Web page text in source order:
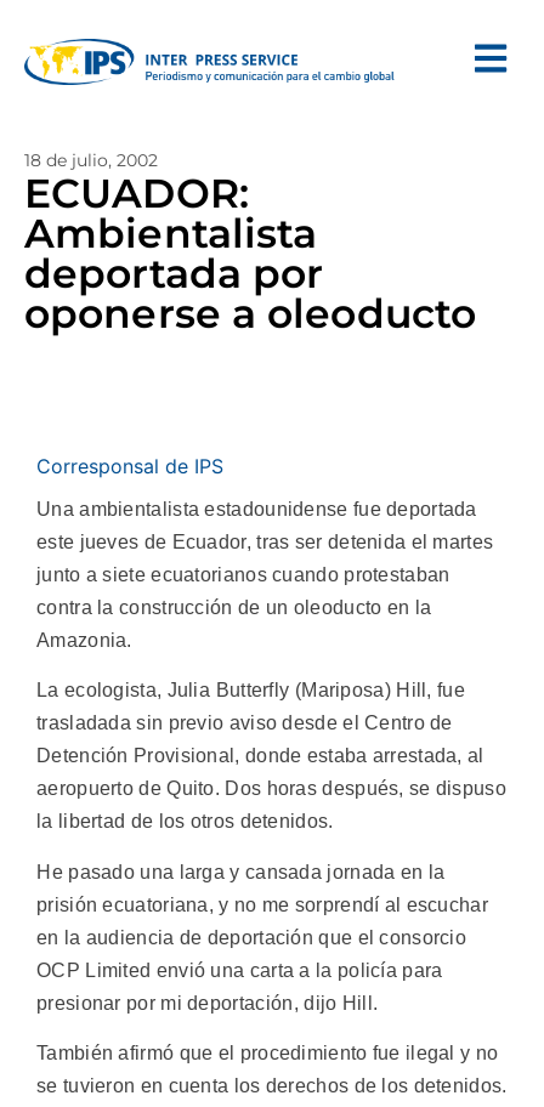
18 de julio, 2002
ECUADOR:
Ambientalista
deportada por
oponerse a oleoducto
Corresponsal de IPS
Una ambientalista estadounidense fue deportada
este jueves de Ecuador, tras ser detenida el martes
junto a siete ecuatorianos cuando protestaban
contra la construcción de un oleoducto en la
Amazonia.
La ecologista, Julia Butterfly (Mariposa) Hill, fue
trasladada sin previo aviso desde el Centro de
Detención Provisional, donde estaba arrestada, al
aeropuerto de Quito. Dos horas después, se dispuso
la libertad de los otros detenidos.
He pasado una larga y cansada jornada en la
prisión ecuatoriana, y no me sorprendí al escuchar
en la audiencia de deportación que el consorcio
OCP Limited envió una carta a la policía para
presionar por mi deportación, dijo Hill.
También afirmó que el procedimiento fue ilegal y no
se tuvieron en cuenta los derechos de los detenidos.